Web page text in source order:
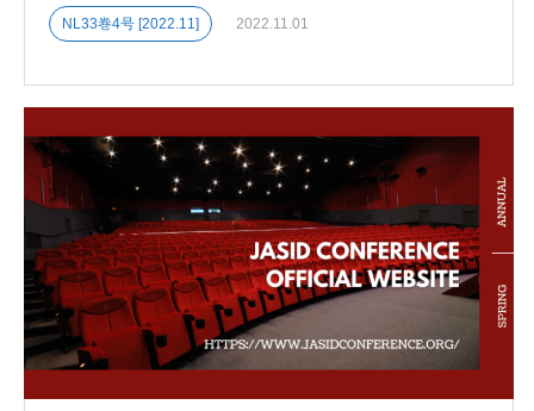
NL33巻4号 [2022.11] 2022.11.01